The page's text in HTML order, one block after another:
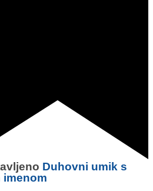
Duhovni umik s
imenom